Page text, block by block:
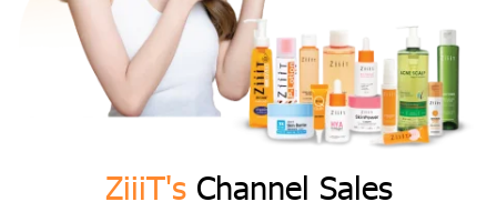
ZiiiT's Channel Sales